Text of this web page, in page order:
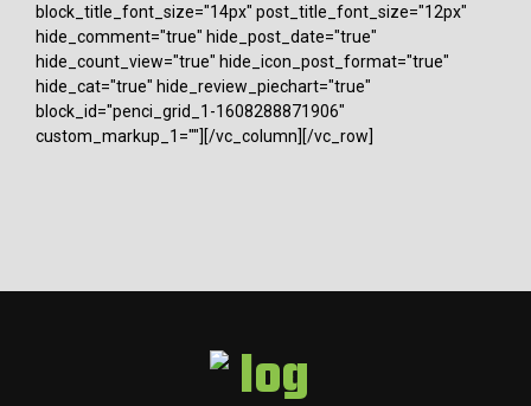
block_title_font_size="14px" post_title_font_size="12px"
hide_comment="true" hide_post_date="true"
hide_count_view="true" hide_icon_post_format="true"
hide_cat="true" hide_review_piechart="true"
block_id="penci_grid_1-1608288871906"
custom_markup_1=""][/vc_column][/vc_row]